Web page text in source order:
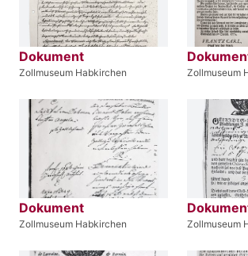
Dokument
Zollmuseum Habkirchen Zollmuseum
Dokument
Zollmuseum Habkirchen Zollmuseum